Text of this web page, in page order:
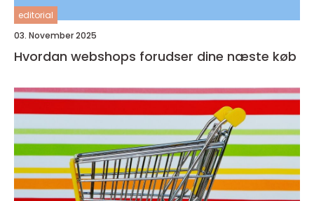
editorial
03. November 2025
Hvordan webshops forudser dine næste køb